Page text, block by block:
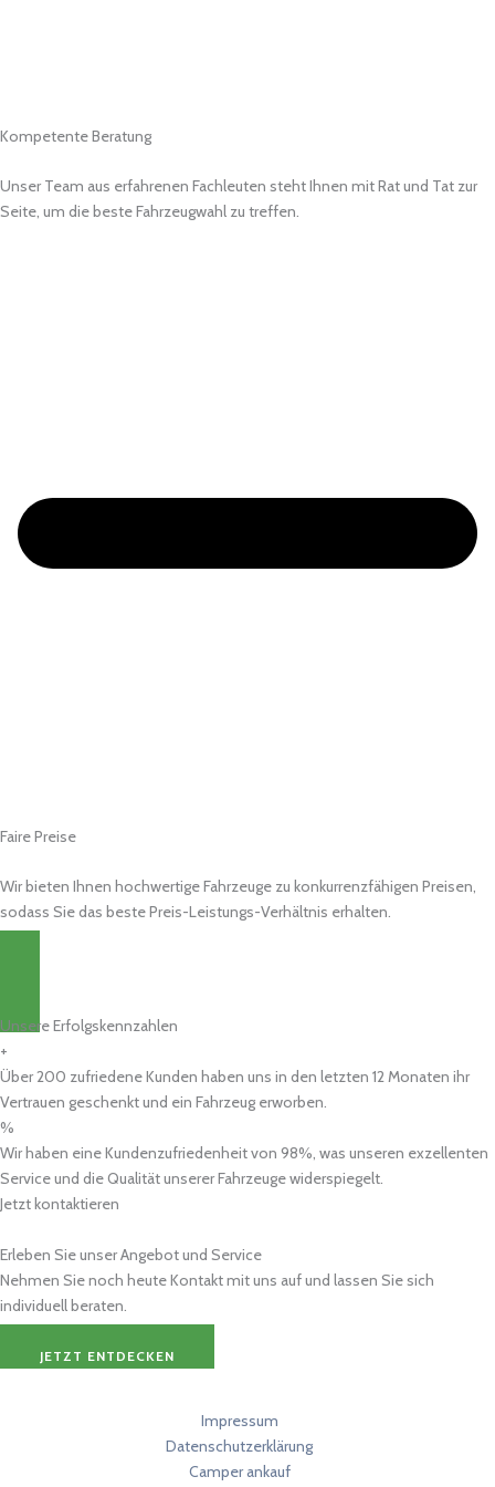
Kompetente Beratung
Unser Team aus erfahrenen Fachleuten steht Ihnen mit Rat und Tat zur
Seite, um die beste Fahrzeugwahl zu treffen.
Faire Preise
Wir bieten Ihnen hochwertige Fahrzeuge zu konkurrenzfähigen Preisen,
sodass Sie das beste Preis-Leistungs-Verhältnis erhalten.
Unsere Erfolgskennzahlen
+
Über 200 zufriedene Kunden haben uns in den letzten 12 Monaten ihr
Vertrauen geschenkt und ein Fahrzeug erworben.
%
Wir haben eine Kundenzufriedenheit von 98%, was unseren exzellenten
Service und die Qualität unserer Fahrzeuge widerspiegelt.
Jetzt kontaktieren
Erleben Sie unser Angebot und Service
Nehmen Sie noch heute Kontakt mit uns auf und lassen Sie sich
individuell beraten.
JETZT ENTDECKEN
Impressum
Datenschutzerklärung
Camper ankauf